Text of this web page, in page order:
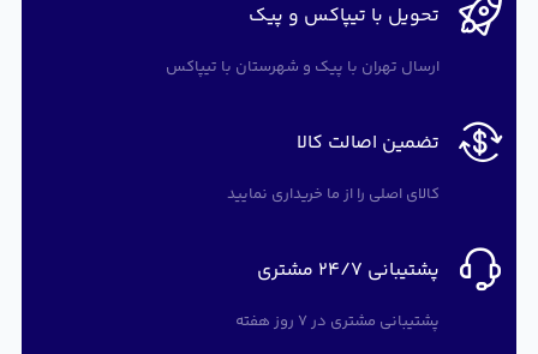
تحویل با تیپاکس و پیک
ارسال تهران با پیک و شهرستان با تیپاکس
تضمین اصالت کالا
کالای اصلی را از ما خریداری نمایید
پشتیبانی 24/7 مشتری
پشتیبانی مشتری در 7 روز هفته